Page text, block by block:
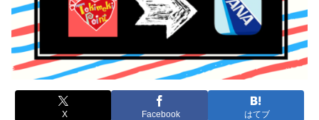
X Facebook はてブ